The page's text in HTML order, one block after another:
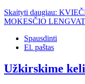
Skaityti daugiau:
MOKESČIO
Spausdinti
El. paštas
Užkirskime